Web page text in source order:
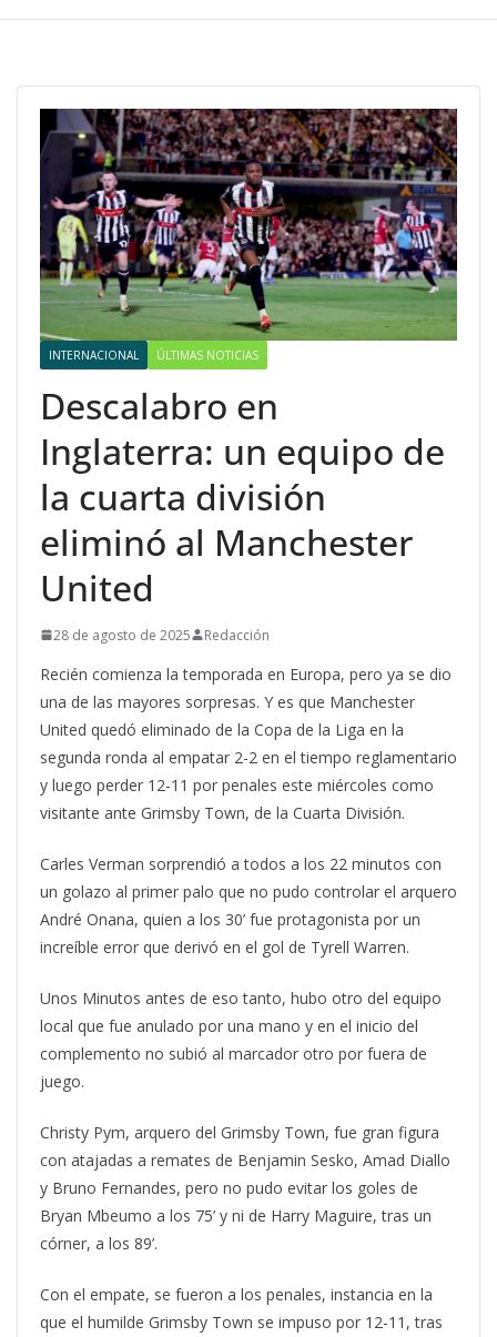
INTERNACIONAL ÚLTIMAS NOTICIAS
Descalabro en
Inglaterra: un equipo de
la cuarta división
eliminó al Manchester
United
28 de agosto de 2025 Redacción
Recién comienza la temporada en Europa, pero ya se dio
una de las mayores sorpresas. Y es que Manchester
United quedó eliminado de la Copa de la Liga en la
segunda ronda al empatar 2-2 en el tiempo reglamentario
y luego perder 12-11 por penales este miércoles como
visitante ante Grimsby Town, de la Cuarta División.
Carles Verman sorprendió a todos a los 22 minutos con
un golazo al primer palo que no pudo controlar el arquero
André Onana, quien a los 30’ fue protagonista por un
increíble error que derivó en el gol de Tyrell Warren.
Unos Minutos antes de eso tanto, hubo otro del equipo
local que fue anulado por una mano y en el inicio del
complemento no subió al marcador otro por fuera de
juego.
Christy Pym, arquero del Grimsby Town, fue gran figura
con atajadas a remates de Benjamin Sesko, Amad Diallo
y Bruno Fernandes, pero no pudo evitar los goles de
Bryan Mbeumo a los 75’ y ni de Harry Maguire, tras un
córner, a los 89’.
Con el empate, se fueron a los penales, instancia en la
que el humilde Grimsby Town se impuso por 12-11, tras